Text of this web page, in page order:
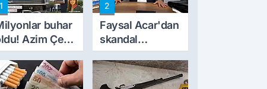
1
buhar
Azim Çelik
mağduru
ilk kez konuştu
2
Faysal Acar'dan
skandal
açıklamalar:
'Haluk Levent
peynircilerimizi